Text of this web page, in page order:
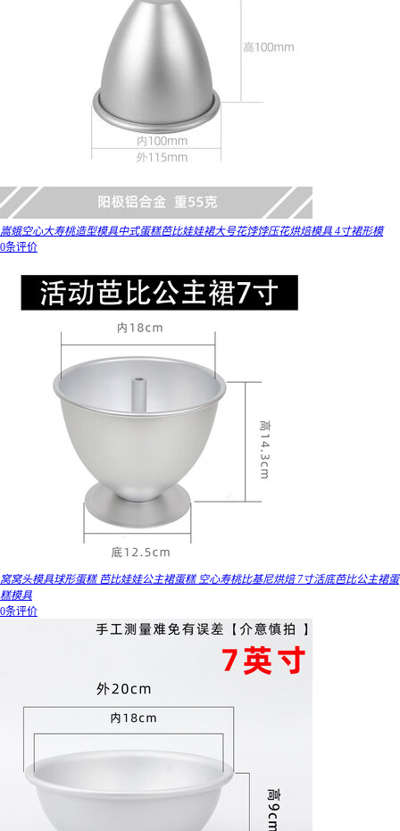
嵩蛾空心大寿桃造型模具中式蛋糕芭比娃娃裙大号花饽饽压花烘焙模具 4寸裙形模
0条评价
窝窝头模具球形蛋糕 芭比娃娃公主裙蛋糕 空心寿桃比基尼烘焙 7寸活底芭比公主裙蛋
糕模具
0条评价